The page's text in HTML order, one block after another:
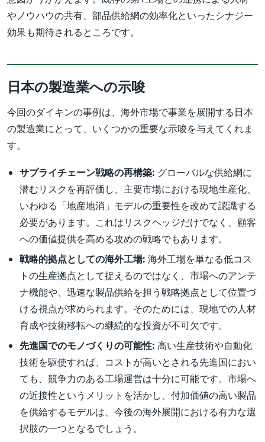
やノウハウの共有、部品供給網の効率化といったシナジー
効果も期待されるところです。
日本の製造業への示唆
今回のダイキンの事例は、海外市場で事業を展開する日本
の製造業にとって、いくつかの重要な示唆を与えてくれま
す。
サプライチェーン戦略の再構築: グローバルな供給網に
潜むリスクを再評価し、主要市場における現地生産化、
いわゆる「地産地消」モデルの重要性を改めて認識する
必要があります。これはリスクヘッジだけでなく、顧客
への価値提供を高める攻めの戦略でもあります。
戦略的拠点としての海外工場: 海外工場を単なる低コス
トの生産拠点として捉えるのではなく、市場へのアンテ
ナ機能や、迅速な製品供給を担う戦略拠点として位置づ
ける視点が求められます。そのためには、現地での人材
育成や技術移転への継続的な投資が不可欠です。
先進国でのモノづくりの可能性: 高い生産技術や自動化
技術を駆使すれば、コストが高いとされる先進国におい
ても、競争力のある工場運営は十分に可能です。市場へ
の近接性というメリットを活かし、付加価値の高い製品
を供給するモデルは、今後の海外展開における有力な選
択肢の一つとなるでしょう。